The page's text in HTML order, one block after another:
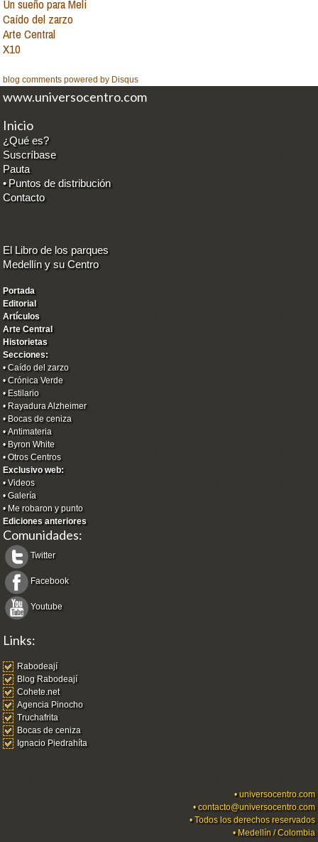
Un sueño para Meli
Caído del zarzo
Arte Central
X10
blog comments powered by Disqus
www.universocentro.com
Inicio
¿Qué es?
Suscríbase
Pauta
• Puntos de distribución
Contacto
El Libro de los parques
Medellín y su Centro
Portada
Editorial
Artículos
Arte Central
Historietas
Secciones:
•Caído del zarzo
•Crónica Verde
•Estilario
•Rayadura Alzheimer
•Bocas de ceniza
•Antimateria
•Byron White
•Otros Centros
Exclusivo web:
•Videos
•Galería
•Me robaron y punto
Ediciones anteriores
Comunidades:
Twitter
Facebook
Youtube
Links:
Rabodeají
Blog Rabodeají
Cohete.net
Agencia Pinocho
Truchafrita
Bocas de ceniza
Ignacio Piedrahíta
•universocentro.com
•contacto@universocentro.com
• Todos los derechos reservados
• Medellín / Colombia